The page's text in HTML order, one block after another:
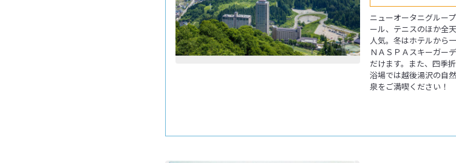
ニューオータニグルー
ール、テニスのほか全
人気。冬はホテルから
ＮＡＳＰＡスキーガー
だけます。また、四季
浴場では越後湯沢の自
泉をご満喫ください！